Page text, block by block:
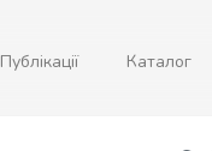
Публікації Каталог